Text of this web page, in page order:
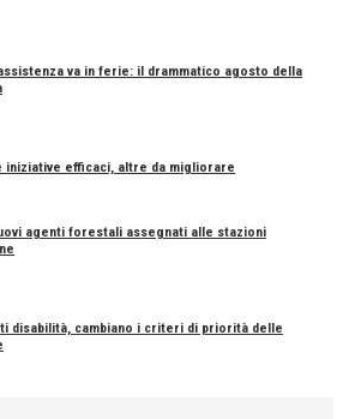
va in ferie: il drammatico agosto della
iniziative efficaci, altre da migliorare
agenti forestali assegnati alle stazioni
disabilità, cambiano i criteri di priorità delle